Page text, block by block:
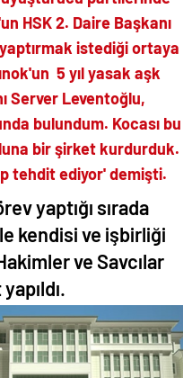
HSK 2. Daire Başkanı
istediği ortaya
5 yıl yasak aşk
Server Leventoğlu,
bulundum. Kocası bu
bir şirket kurdurduk.
tehdit ediyor' demişti.
yaptığı sırada
kendisi ve işbirliği
ve Savcılar